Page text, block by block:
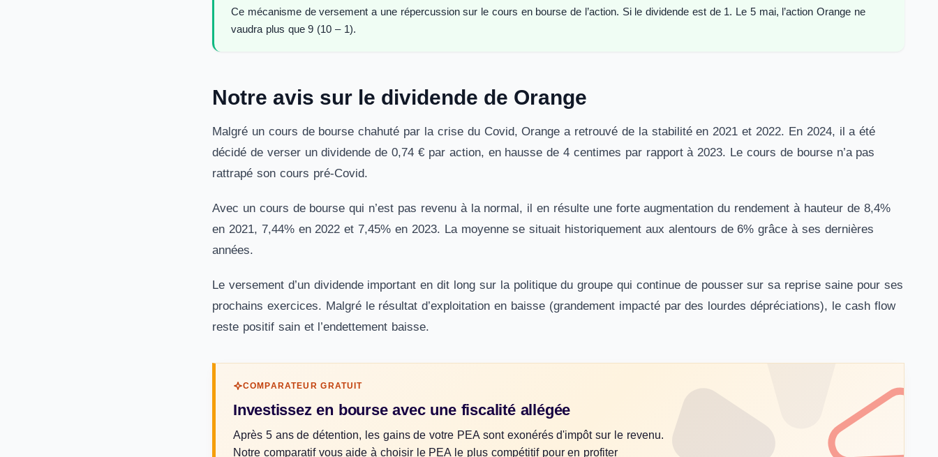
Ce mécanisme de versement a une répercussion sur le cours en bourse de l’action. Si le dividende est de 1. Le 5 mai, l’action Orange ne
vaudra plus que 9 (10 – 1).
Notre avis sur le dividende de Orange
Malgré un cours de bourse chahuté par la crise du Covid, Orange a retrouvé de la stabilité en 2021 et 2022. En 2024, il a été
décidé de verser un dividende de 0,74 € par action, en hausse de 4 centimes par rapport à 2023. Le cours de bourse n’a pas
rattrapé son cours pré-Covid.
Avec un cours de bourse qui n’est pas revenu à la normal, il en résulte une forte augmentation du rendement à hauteur de 8,4%
en 2021, 7,44% en 2022 et 7,45% en 2023. La moyenne se situait historiquement aux alentours de 6% grâce à ses dernières
années.
Le versement d’un dividende important en dit long sur la politique du groupe qui continue de pousser sur sa reprise saine pour ses
prochains exercices. Malgré le résultat d’exploitation en baisse (grandement impacté par des lourdes dépréciations), le cash flow
reste positif sain et l’endettement baisse.
COMPARATEUR GRATUIT
Investissez en bourse avec une fiscalité allégée
Après 5 ans de détention, les gains de votre PEA sont exonérés d'impôt sur le revenu.
Notre comparatif vous aide à choisir le PEA le plus compétitif pour en profiter